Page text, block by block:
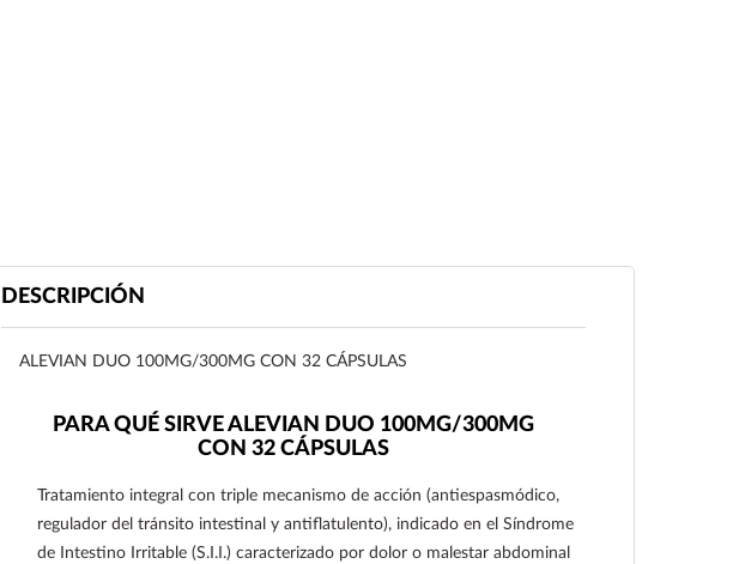
DESCRIPCIÓN
ALEVIAN DUO 100MG/300MG CON 32 CÁPSULAS
PARA QUÉ SIRVE ALEVIAN DUO 100MG/300MG
CON 32 CÁPSULAS
Tratamiento integral con triple mecanismo de acción (antiespasmódico,
regulador del tránsito intestinal y antiflatulento), indicado en el Síndrome
de Intestino Irritable (S.I.I.) caracterizado por dolor o malestar abdominal